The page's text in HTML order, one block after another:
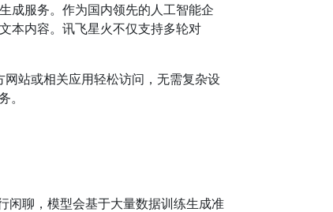
成服务。作为国内领先的人工智能企
本内容。讯飞星火不仅支持多轮对
网站或相关应用轻松访问，无需复杂设
。
闲聊，模型会基于大量数据训练生成准